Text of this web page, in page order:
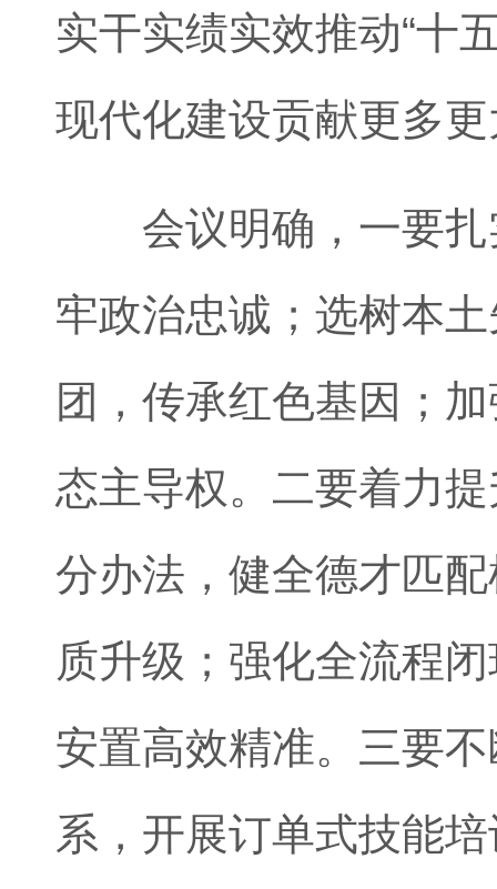
实干实绩实效推动“十
现代化建设贡献更多
会议明确，一要扎
牢政治忠诚；选树本
团，传承红色基因；
态主导权。二要着力
分办法，健全德才匹
质升级；强化全流程
安置高效精准。三要
系，开展订单式技能